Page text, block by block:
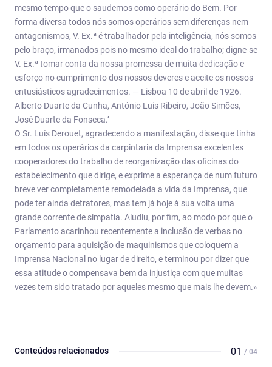
mesmo tempo que o saudemos como operário do Bem. Por
forma diversa todos nós somos operários sem diferenças nem
antagonismos, V. Ex.ª é trabalhador pela inteligência, nós somos
pelo braço, irmanados pois no mesmo ideal do trabalho; digne-se
V. Ex.ª tomar conta da nossa promessa de muita dedicação e
esforço no cumprimento dos nossos deveres e aceite os nossos
entusiásticos agradecimentos. — Lisboa 10 de abril de 1926.
Alberto Duarte da Cunha, António Luis Ribeiro, João Simões,
José Duarte da Fonseca.’
O Sr. Luís Derouet, agradecendo a manifestação, disse que tinha
em todos os operários da carpintaria da Imprensa excelentes
cooperadores do trabalho de reorganização das oficinas do
estabelecimento que dirige, e exprime a esperança de num futuro
breve ver completamente remodelada a vida da Imprensa, que
pode ter ainda detratores, mas tem já hoje à sua volta uma
grande corrente de simpatia. Aludiu, por fim, ao modo por que o
Parlamento acarinhou recentemente a inclusão de verbas no
orçamento para aquisição de maquinismos que coloquem a
Imprensa Nacional no lugar de direito, e terminou por dizer que
essa atitude o compensava bem da injustiça com que muitas
vezes tem sido tratado por aqueles mesmo que mais lhe devem.»
Conteúdos relacionados 01 / 04